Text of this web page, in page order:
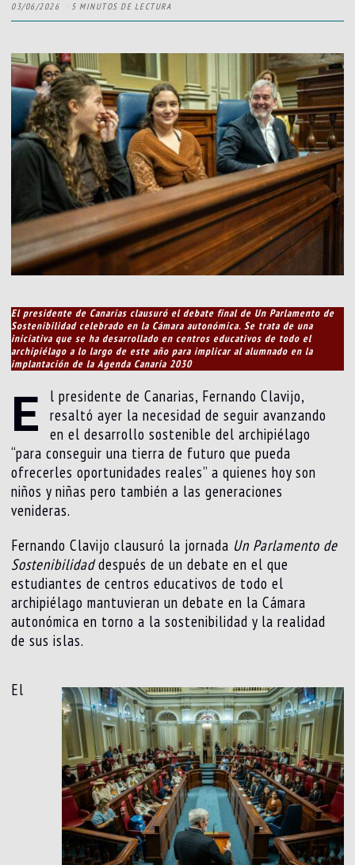
03/06/2026 5 MINUTOS DE LECTURA
El presidente de Canarias clausuró el debate final de Un Parlamento de
Sostenibilidad celebrado en la Cámara autonómica. Se trata de una
iniciativa que se ha desarrollado en centros educativos de todo el
archipiélago a lo largo de este año para implicar al alumnado en la
implantación de la Agenda Canaria 2030
E
l presidente de Canarias, Fernando Clavijo,
resaltó ayer la necesidad de seguir avanzando
en el desarrollo sostenible del archipiélago
“para conseguir una tierra de futuro que pueda
ofrecerles oportunidades reales” a quienes hoy son
niños y niñas pero también a las generaciones
venideras.
Fernando Clavijo clausuró la jornada Un Parlamento de
Sostenibilidaddespués de un debate en el que
estudiantes de centros educativos de todo el
archipiélago mantuvieran un debate en la Cámara
autonómica en torno a la sostenibilidad y la realidad
de sus islas.
El